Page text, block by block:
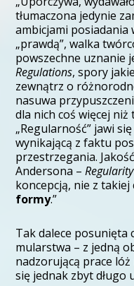
tłumaczona jedynie
ambicjami posiadania
„prawdą”, walka
powszechne uznanie
Regulations, spory
zewnątrz o
nasuwa
dla nich coś więcej
„Regularność” jawi
wynikającą z faktu
przestrzegania.
Andersona –Regularity
koncepcją, nie z takiej
formy.”
Tak dalece posunięta
mularstwa – z jedną
nadzorującą prace lóż
się jednak zbyt długo